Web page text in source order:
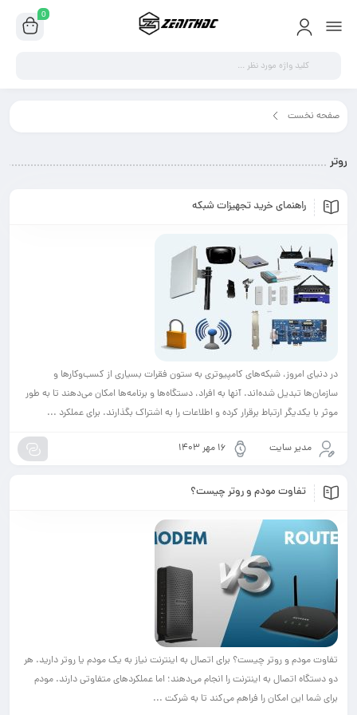
خرید تجهیزات شبکه
شبکه‌های کامپیوتری به ستون فقرات بسیاری از کسب‌وکارها و
آنها به افراد، دستگاه‌ها و برنامه‌ها امکان می‌دهند تا به طور
برقرار کرده و اطلاعات را به اشتراک بگذارند. برای عملکرد ...
۱۶ مهر ۱۴۰۳
و روتر چیست؟
چیست؟ برای اتصال به اینترنت نیاز به یک مودم یا روتر دارید. هر
اینترنت را انجام می‌دهند؛ اما عملکردهای متفاوتی دارند. مودم
را فراهم می‌کند تا به شرکت ...